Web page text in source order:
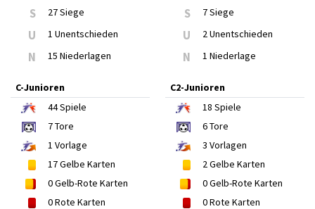
S 27 Siege
U 1 Unentschieden
N 15 Niederlagen
S 7 Siege
U 2 Unentschieden
N 1 Niederlage
C-Junioren
44Spiele
7Tore
1 Vorlage
17Gelbe Karten
0Gelb-Rote Karten
0Rote Karten
C2-Junioren
18 Spiele
6Tore
3 Vorlagen
2Gelbe Karten
0Gelb-Rote Karten
0Rote Karten